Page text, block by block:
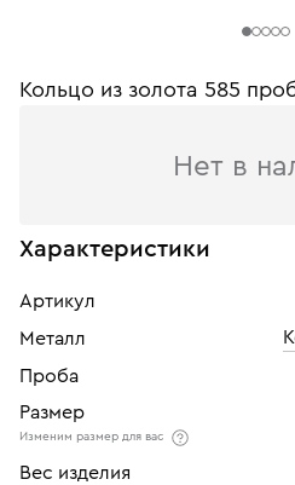
Кольцо из золота 585
Нет в
Характеристики
Артикул
Металл
Проба
Размер
Изменим размер для вас
Вес изделия